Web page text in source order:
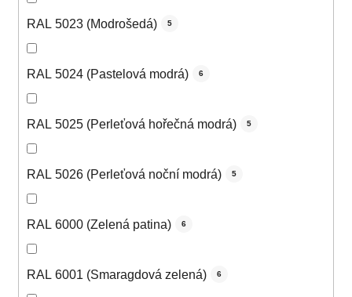
RAL 5023 (Modrošedá) 5
RAL 5024 (Pastelová modrá) 6
RAL 5025 (Perleťová hořečná modrá) 5
RAL 5026 (Perleťová noční modrá) 5
RAL 6000 (Zelená patina) 6
RAL 6001 (Smaragdová zelená) 6